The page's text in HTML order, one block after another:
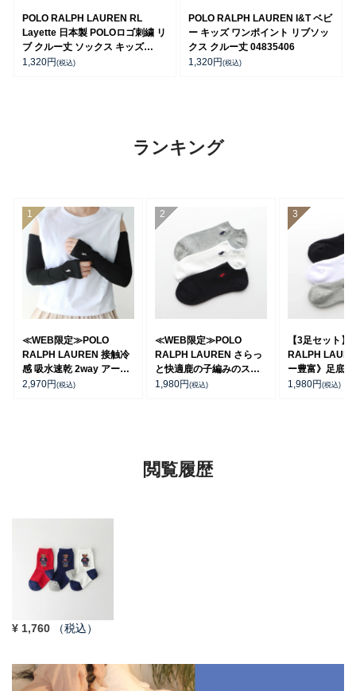
POLO RALPH LAUREN RL
Layette 日本製 POLOロゴ刺繍 リ
ブ クルー丈 ソックス キッズ
04885506
1,320円(税込)
POLO RALPH LAUREN I&T ベビ
ー キッズ ワンポイント リブソッ
クス クルー丈 04835406
1,320円(税込)
ランキング
≪WEB限定≫POLO
RALPH LAUREN 接触冷
感 吸水速乾 2way アーム
カバー ＆ レッグウォーマ
2,970円(税込)
≪WEB限定≫POLO
RALPH LAUREN さらっ
と快適鹿の子編みのスニ
ーカー丈ソックス 【3足
1,980円(税込)
【3足セット】
RALPH
ー豊富》足底
ポイントソッ
1,980円(税込)
閲覧履歴
¥ 1,760 （税込）